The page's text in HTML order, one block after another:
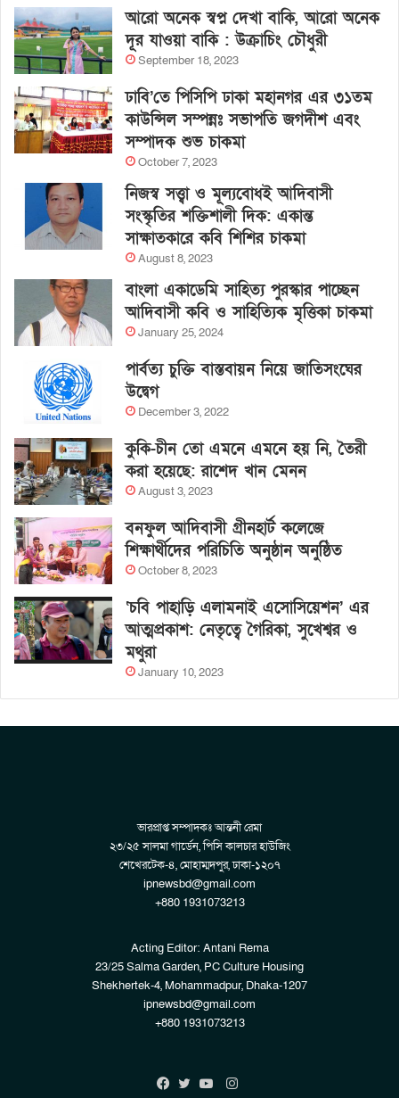
আরো অনেক স্বপ্ন দেখা বাকি, আরো অনেক
দূর যাওয়া বাকি : উক্রাচিং চৌধুরী
September 18, 2023
ঢাবি’তে পিসিপি ঢাকা মহানগর এর ৩১তম
কাউন্সিল সম্পন্নঃ সভাপতি জগদীশ এবং
সম্পাদক শুভ চাকমা
October 7, 2023
নিজস্ব সত্ত্বা ও মূল্যবোধই আদিবাসী
সংস্কৃতির শক্তিশালী দিক: একান্ত
সাক্ষাতকারে কবি শিশির চাকমা
August 8, 2023
বাংলা একাডেমি সাহিত্য পুরস্কার পাচ্ছেন
আদিবাসী কবি ও সাহিত্যিক মৃত্তিকা চাকমা
January 25, 2024
পার্বত্য চুক্তি বাস্তবায়ন নিয়ে জাতিসংঘের
উদ্বেগ
December 3, 2022
কুকি-চীন তো এমনে এমনে হয় নি, তৈরী
করা হয়েছে: রাশেদ খান মেনন
August 3, 2023
বনফুল আদিবাসী গ্রীনহার্ট কলেজে
শিক্ষার্থীদের পরিচিতি অনুষ্ঠান অনুষ্ঠিত
October 8, 2023
‘চবি পাহাড়ি এলামনাই এসোসিয়েশন’ এর
আত্মপ্রকাশ: নেতৃত্বে গৈরিকা, সুখেশ্বর ও
মথুরা
January 10, 2023
ভারপ্রাপ্ত সম্পাদকঃ আন্তনী রেমা
২৩/২৫ সালমা গার্ডেন, পিসি কালচার হাউজিং
শেখেরটেক-৪, মোহাম্মদপুর, ঢাকা-১২০৭
ipnewsbd@gmail.com
+880 1931073213
Acting Editor: Antani Rema
23/25 Salma Garden, PC Culture Housing
Shekhertek-4, Mohammadpur, Dhaka-1207
ipnewsbd@gmail.com
+880 1931073213
Instagram